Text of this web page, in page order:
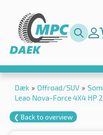
Dæk » Offroad/SUV »
Leao Nova-Force 4X4 HP
❮ Back to overview